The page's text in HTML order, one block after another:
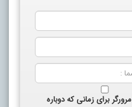
برای زمانی که دوباره